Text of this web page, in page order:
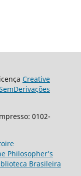
Creative
0102-
Philosopher’s
Brasileira